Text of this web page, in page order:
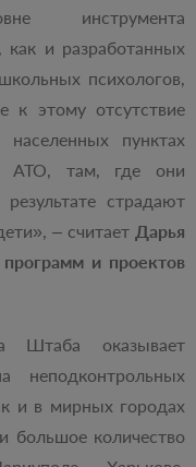
инструмента
и разработанных
психологов,
к этому отсутствие
пунктах
АТО, там, где они
страдают
‒ считает Дарья
программ и проектов
Штаба оказывает
и в мирных городах
большое количество